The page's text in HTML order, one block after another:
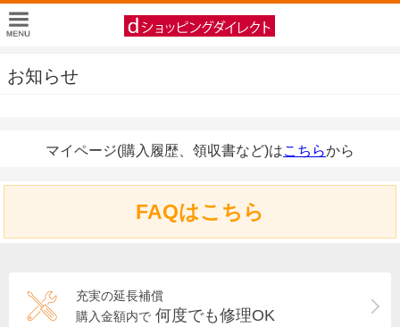
お知らせ
マイページ(購入履歴、領収書など)はこちらから
FAQはこちら
充実の延長補償
購入金額内で 何度でも修理OK